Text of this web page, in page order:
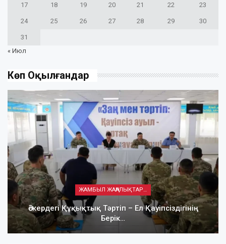
17 18 19 20 21 22 23
24 25 26 27 28 29 30
31
« Июл
Көп Оқылғандар
ЖАМБЫЛ ЖАҢАЛЫҚТАРЫ
Әскердегі Құқықтық Тәртіп – Ел Қауіпсіздігінің
Берік…